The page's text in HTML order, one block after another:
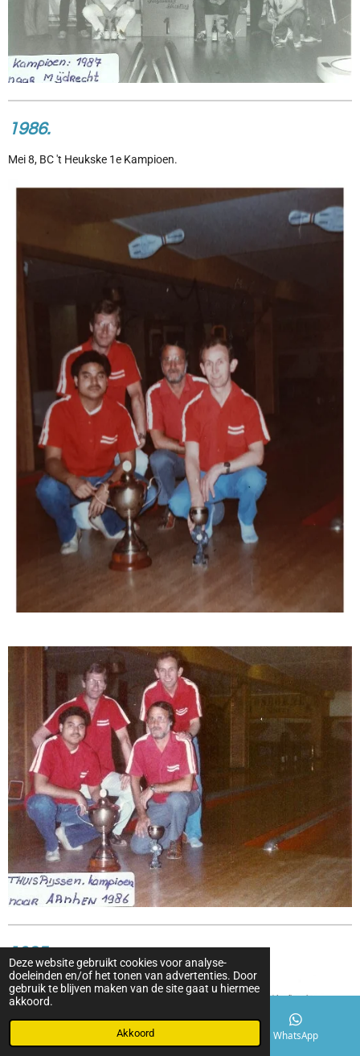
Deze website gebruikt cookies voor analyse-
doeleinden en/of het tonen van advertenties. Door
gebruik te blijven maken van de site gaat u hiermee
akkoord.
Akkoord
1986.
Mei 8, BC 't Heukske 1e Kampioen.
1985
WhatsApp